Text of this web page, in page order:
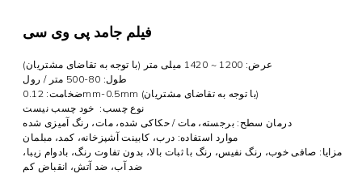
فیلم جامد پی وی سی
عرض: 1200 ~ 1420 میلی متر (با توجه به تقاضای مشتریان)
طول: 80-500 متر / رول
ضخامت: 0.12mm-0.5mm (با توجه به تقاضای مشتریان)
نوع چسب: خود چسب نیست
درمان سطح: برجسته، مات / حکاکی شده، مات، رنگ آمیزی شده
موارد استفاده: درب، کابینت آشپزخانه، کمد، مبلمان
مزایا: صافی خوب، رنگ نفیس، رنگ با ثبات بالا، بدون تفاوت رنگ، بادوام زیبا،
ضد آب، ضد آتش، انقباض کم